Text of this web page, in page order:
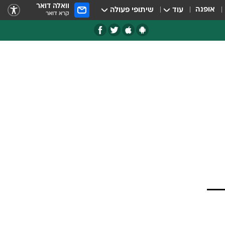
אופנה עוד שיתופי פעולה וואלה דואר
קרא דואר